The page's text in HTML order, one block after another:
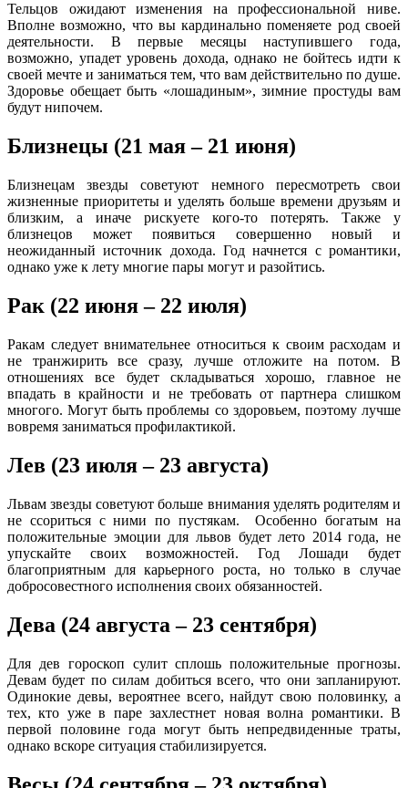
Тельцов ожидают изменения на профессиональной ниве.
Вполне возможно, что вы кардинально поменяете род своей
деятельности. В первые месяцы наступившего года,
возможно, упадет уровень дохода, однако не бойтесь идти к
своей мечте и заниматься тем, что вам действительно по душе.
Здоровье обещает быть «лошадиным», зимние простуды вам
будут нипочем.
Близнецы (21 мая – 21 июня)
Близнецам звезды советуют немного пересмотреть свои
жизненные приоритеты и уделять больше времени друзьям и
близким, а иначе рискуете кого-то потерять. Также у
близнецов может появиться совершенно новый и
неожиданный источник дохода. Год начнется с романтики,
однако уже к лету многие пары могут и разойтись.
Рак (22 июня – 22 июля)
Ракам следует внимательнее относиться к своим расходам и
не транжирить все сразу, лучше отложите на потом. В
отношениях все будет складываться хорошо, главное не
впадать в крайности и не требовать от партнера слишком
многого. Могут быть проблемы со здоровьем, поэтому лучше
вовремя заниматься профилактикой.
Лев (23 июля – 23 августа)
Львам звезды советуют больше внимания уделять родителям и
не ссориться с ними по пустякам. Особенно богатым на
положительные эмоции для львов будет лето 2014 года, не
упускайте своих возможностей. Год Лошади будет
благоприятным для карьерного роста, но только в случае
добросовестного исполнения своих обязанностей.
Дева (24 августа – 23 сентября)
Для дев гороскоп сулит сплошь положительные прогнозы.
Девам будет по силам добиться всего, что они запланируют.
Одинокие девы, вероятнее всего, найдут свою половинку, а
тех, кто уже в паре захлестнет новая волна романтики. В
первой половине года могут быть непредвиденные траты,
однако вскоре ситуация стабилизируется.